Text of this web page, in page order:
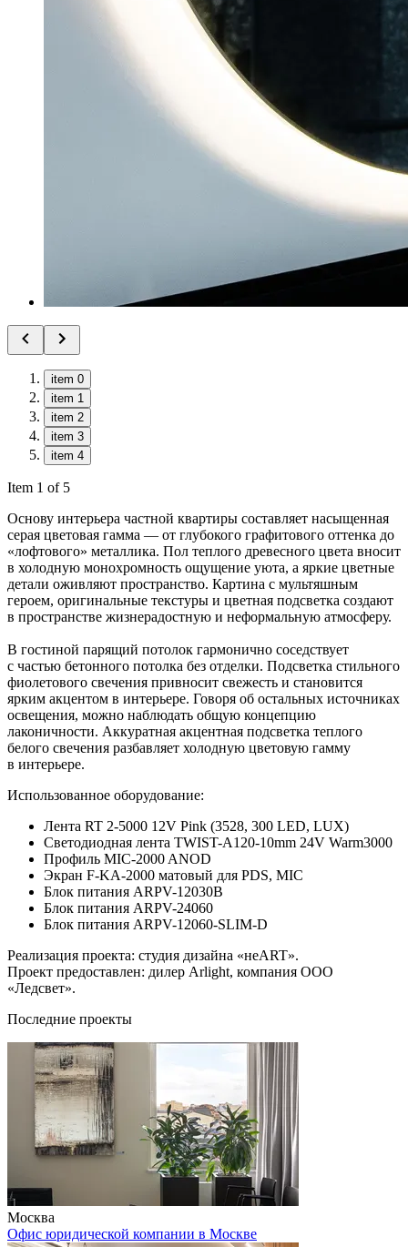
item 0
item 1
item 2
item 3
item 4
Item 1 of 5
Основу интерьера частной квартиры составляет насыщенная
серая цветовая гамма — от глубокого графитового оттенка до
«лофтового» металлика. Пол теплого древесного цвета вносит
в холодную монохромность ощущение уюта, а яркие цветные
детали оживляют пространство. Картина с мультяшным
героем, оригинальные текстуры и цветная подсветка создают
в пространстве жизнерадостную и неформальную атмосферу.
В гостиной парящий потолок гармонично соседствует
с частью бетонного потолка без отделки. Подсветка стильного
фиолетового свечения привносит свежесть и становится
ярким акцентом в интерьере. Говоря об остальных источниках
освещения, можно наблюдать общую концепцию
лаконичности. Аккуратная акцентная подсветка теплого
белого свечения разбавляет холодную цветовую гамму
в интерьере.
Использованное оборудование:
Лента RT 2-5000 12V Pink (3528, 300 LED, LUX)
Светодиодная лента TWIST-A120-10mm 24V Warm3000
Профиль MIC-2000 ANOD
Экран F-KA-2000 матовый для PDS, MIC
Блок питания ARPV-12030B
Блок питания ARPV-24060
Блок питания ARPV-12060-SLIM-D
Реализация проекта: студия дизайна «неART».
Проект предоставлен: дилер Arlight, компания ООО
«Ледсвет».
Последние проекты
Москва
Офис юридической компании в Москве